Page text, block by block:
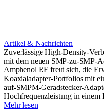
Artikel & Nachrichten
Zuverlässige High-Density-
mit dem neuen SMP-zu-SMP-
Amphenol RF freut sich, die
Koaxialadapter-Portfolios mit
auf-SMPM-Geradstecker-
Hochfrequenzleistung in einem
Mehr lesen